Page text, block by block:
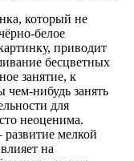
который не
белое
приводит
бесцветных
занятие, к
чем-нибудь занять
для
неоценима.
мелкой
на